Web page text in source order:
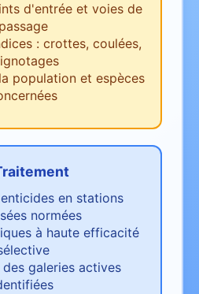
d'entrée et voies de
passage
: crottes, coulées,
population et espèces
en stations
normées
à haute efficacité
galeries actives